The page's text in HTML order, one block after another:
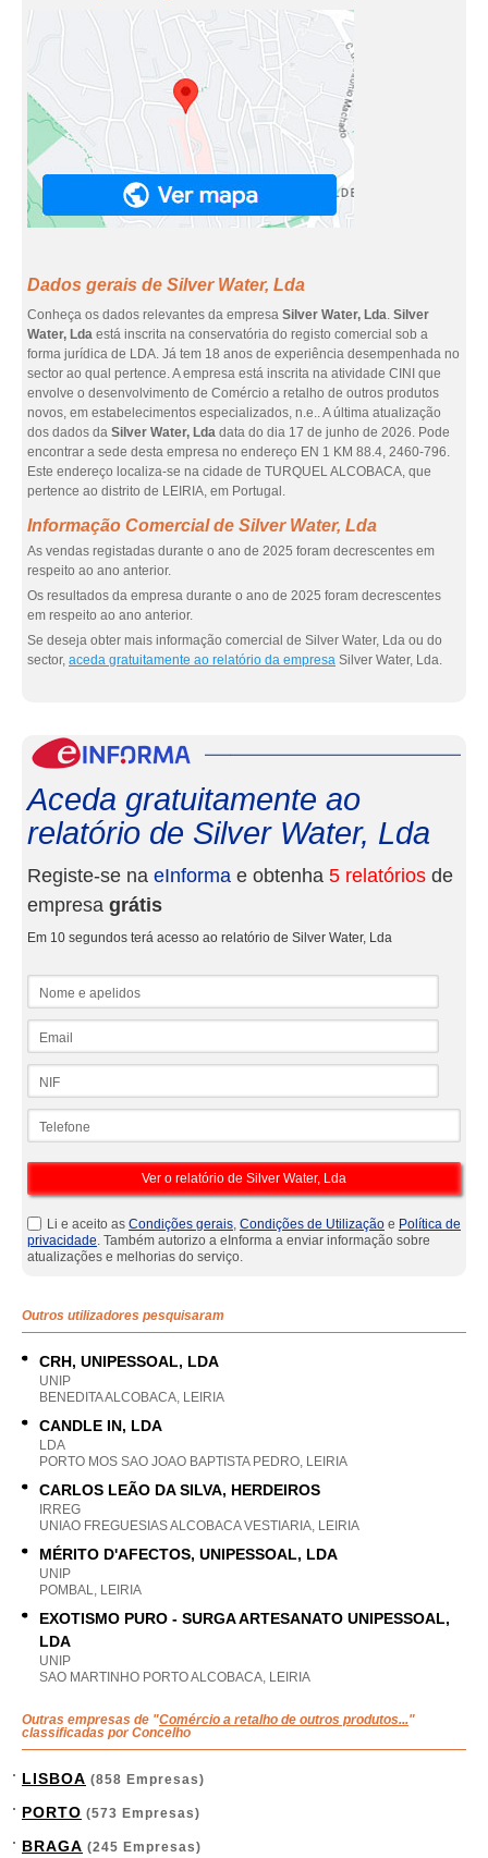
Dados gerais de Silver Water, Lda
Conheça os dados relevantes da empresa Silver Water, Lda. Silver
Water, Lda está inscrita na conservatória do registo comercial sob a
forma jurídica de LDA. Já tem 18 anos de experiência desempenhada no
sector ao qual pertence. A empresa está inscrita na atividade CINI que
envolve o desenvolvimento de Comércio a retalho de outros produtos
novos, em estabelecimentos especializados, n.e.. A última atualização
dos dados da Silver Water, Lda data do dia 17 de junho de 2026. Pode
encontrar a sede desta empresa no endereço EN 1 KM 88.4, 2460-796.
Este endereço localiza-se na cidade de TURQUEL ALCOBACA, que
pertence ao distrito de LEIRIA, em Portugal.
Informação Comercial de Silver Water, Lda
As vendas registadas durante o ano de 2025 foram decrescentes em
respeito ao ano anterior.
Os resultados da empresa durante o ano de 2025 foram decrescentes
em respeito ao ano anterior.
Se deseja obter mais informação comercial de Silver Water, Lda ou do
sector, aceda gratuitamente ao relatório da empresa Silver Water, Lda.
Aceda gratuitamente ao
relatório de Silver Water, Lda
Registe-se na eInforma e obtenha 5 relatórios de
empresa grátis
Em 10 segundos terá acesso ao relatório de Silver Water, Lda
Li e aceito as Condições gerais, Condições de Utilização e Política de
privacidade. Também autorizo a eInforma a enviar informação sobre
atualizações e melhorias do serviço.
Outros utilizadores pesquisaram
CRH, UNIPESSOAL, LDA
UNIP
BENEDITA ALCOBACA, LEIRIA
CANDLE IN, LDA
LDA
PORTO MOS SAO JOAO BAPTISTA PEDRO, LEIRIA
CARLOS LEÃO DA SILVA, HERDEIROS
IRREG
UNIAO FREGUESIAS ALCOBACA VESTIARIA, LEIRIA
MÉRITO D'AFECTOS, UNIPESSOAL, LDA
UNIP
POMBAL, LEIRIA
EXOTISMO PURO - SURGA ARTESANATO UNIPESSOAL,
LDA
UNIP
SAO MARTINHO PORTO ALCOBACA, LEIRIA
Outras empresas de "Comércio a retalho de outros produtos..."
classificadas por Concelho
LISBOA (858 Empresas)
PORTO (573 Empresas)
BRAGA (245 Empresas)